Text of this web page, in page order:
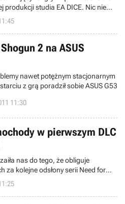
produkcji studia EA DICE. Nic nie
sprawdzenia nadchodzącego
w przyszłości umożliwić.
2 na ASUS
nawet potężnym stacjonarnym
z grą poradził sobie ASUS G53
11:30
w pierwszym DLC
nas do tego, że obliguje
za kolejne odsłony serii Need for
im dodatków DLC. Dlatego
z nich dla Shift 2: Unleashed.